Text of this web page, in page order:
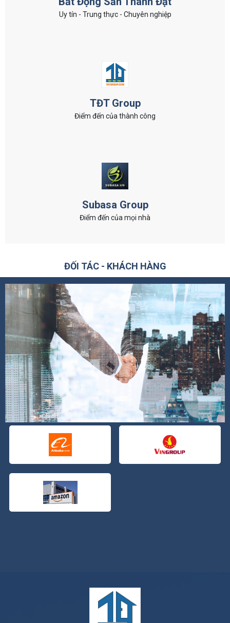
Uy tín - Trung thực - Chuyên nghiệp
TĐT Group
Điểm đến của thành công
Subasa Group
Điểm đến của mọi nhà
ĐỐI TÁC - KHÁCH HÀNG